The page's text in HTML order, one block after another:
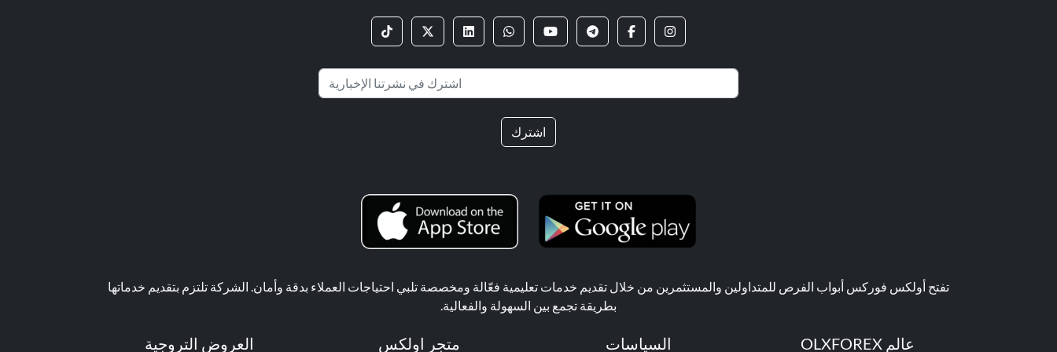
اشترك
تفتح أولكس فوركس أبواب الفرص للمتداولين والمستثمرين من خلال تقديم خدمات تعليمية فعّالة ومخصصة تلبي احتياجات العملاء بدقة وأمان. الشركة تلتزم بتقديم خدماتها
بطريقة تجمع بين السهولة والفعالية.
عالم OLXFOREX السياسات متجر اولكس العروض التروجية